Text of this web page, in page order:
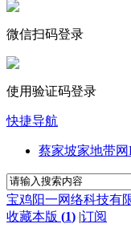
微信扫码登录
使用验证码登录
快捷导航
蔡家坡家地带网
宝鸡阳一网络科技有
收藏本版 (1) |订阅